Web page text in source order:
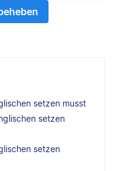
setzen musst
setzen
setzen